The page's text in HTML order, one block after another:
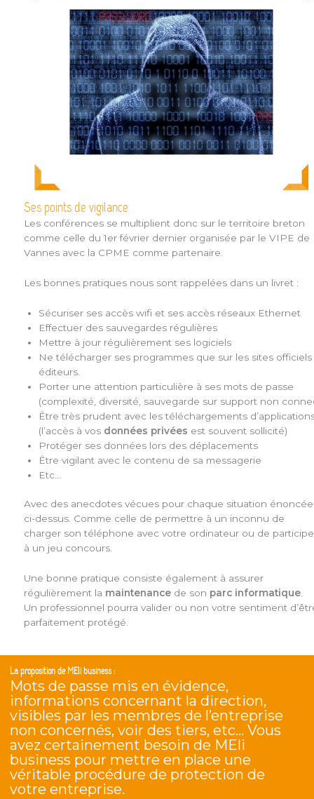
Ses points de vigilance
Les conférences se multiplient donc sur le territoire breton
comme celle du 1er février dernier organisée par le VIPE de
Vannes avec la CPME comme partenaire.
Les bonnes pratiques nous sont rappelées dans un livret :
Sécuriser ses accès wifi et ses accès réseaux Ethernet
Effectuer des sauvegardes régulières
Mettre à jour régulièrement ses logiciels
Ne télécharger ses programmes que sur les sites officiels
éditeurs.
Porter une attention particulière à ses mots de passe
(complexité, diversité, sauvegarde sur support non
Être très prudent avec les téléchargements
(l’accès à vos données privées est souvent sollicité)
Protéger ses données lors des déplacements
Être vigilant avec le contenu de sa messagerie
Etc…
Avec des anecdotes vécues pour chaque situation énoncée
ci-dessus. Comme celle de permettre à un inconnu de
charger son téléphone avec votre ordinateur ou de
à un jeu concours.
Une bonne pratique consiste également à assurer
régulièrement la maintenance de son parc informatique
Un professionnel pourra valider ou non votre sentiment
parfaitement protégé.
La proposition de MEli business :
Mots de passe mis en évidence,
informations concernant la direction,
visibles par les membres de l’entreprise
non concernés, voir des tiers, etc… Vous
avez certainement besoin de MEli
business pour mettre en place une
véritable procédure de protection de
votre entreprise.